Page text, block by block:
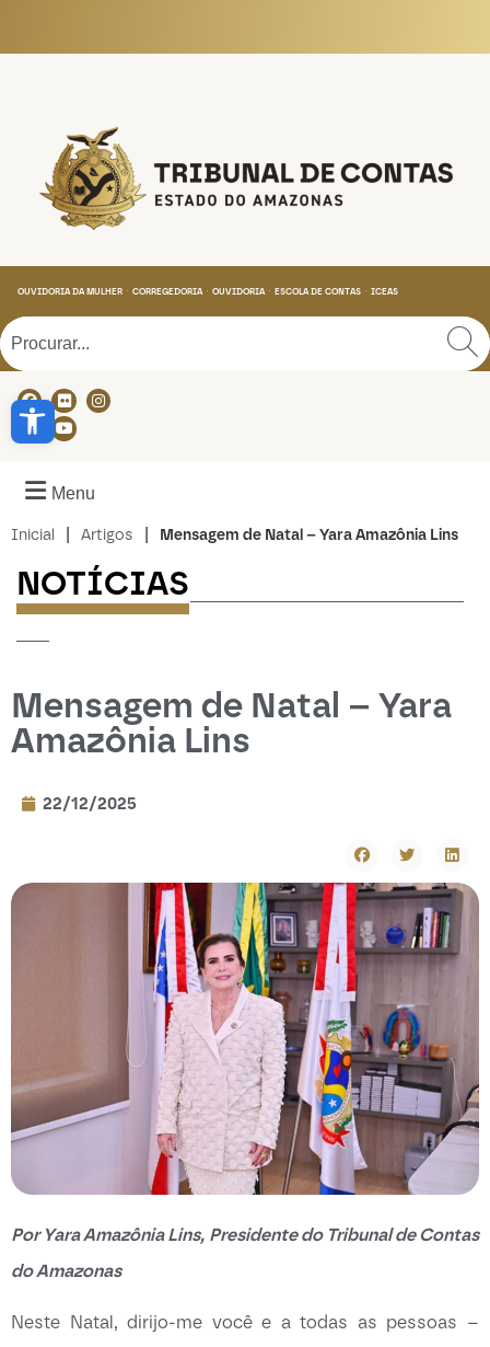
Abrir a barra de ferramentas
OUVIDORIA DA MULHER CORREGEDORIA OUVIDORIA ESCOLA DE CONTAS ICEAS
Menu
Inicial Artigos Mensagem de Natal – Yara Amazônia Lins
NOTÍCIAS
---
Mensagem de Natal – Yara
Amazônia Lins
22/12/2025
Por Yara Amazônia Lins, Presidente do Tribunal de Contas
do Amazonas
Neste Natal, dirijo-me você e a todas as pessoas –